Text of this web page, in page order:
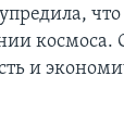
космоса.
и